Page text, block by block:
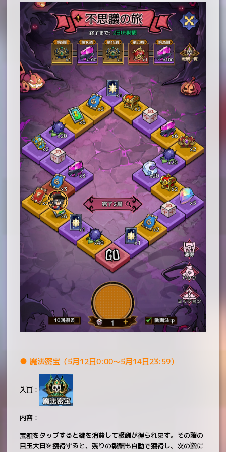
● 魔法密宝（5月12日0:00～5月14日23:59）
入口：
内容：
宝箱をタップすると鍵を消費して報酬が得られます。その階の
目玉大賞を獲得すると、残りの報酬も自動で獲得し、次の階に